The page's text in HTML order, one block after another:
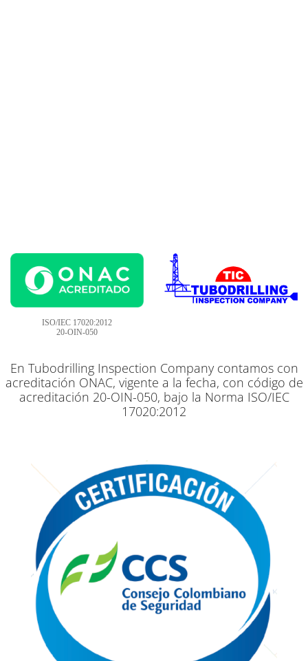
ISO/IEC 17020:2012
20-OIN-050
En Tubodrilling Inspection Company contamos con
acreditación ONAC, vigente a la fecha, con código de
acreditación 20-OIN-050, bajo la Norma ISO/IEC
17020:2012